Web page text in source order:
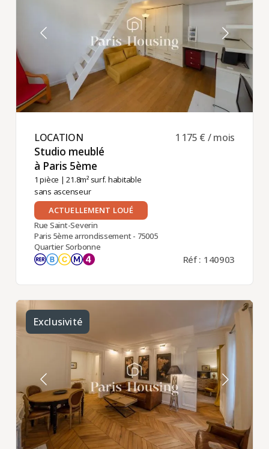
LOCATION ​
Studio meublé
à Paris 5ème ​
1 pièce | 21.8m² surf. habitable
sans ascenseur
1 175 € / mois
ACTUELLEMENT LOUÉ
Rue Saint-Severin
Paris 5ème arrondissement - 75005
Quartier Sorbonne
Réf : 140903
Exclusivité